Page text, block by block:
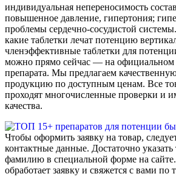
индивидуальная непереносимость
повышенное давление, гипертония;
проблемы сердечно-сосудистой
какие таблетки лечат потенцию
членэффективные таблетки для
можно прямо сейчас — на официальном
препарата. Мы предлагаем
продукцию по доступным ценам. Все
проходят многочисленные проверки и
качества.
Чтобы оформить заявку на товар,
контактные данные. Достаточно
фамилию в специальной форме на
обработает заявку и свяжется с вами по